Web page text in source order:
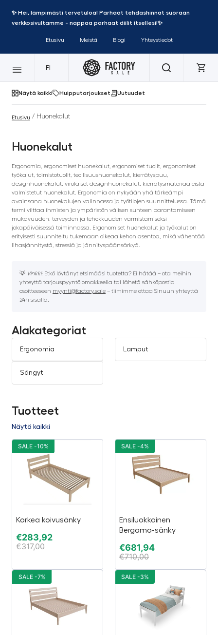
✨ Hei, lämpimästi tervetuloa! Parhaat tehdashinnat suoraan
verkkosivultamme - nappaa parhaat diilit itsellesi!✨
Etusivu Meistä Blogi Yhteystiedot
FI
Näytä kaikki Huipputarjoukset Uutuudet
Etusivu / Huonekalut
Huonekalut
Ergonomia, ergonomiset huonekalut, ergonomiset tuolit, ergonomiset
työkalut, toimistotuolit, teollisuushuonekalut, kierrätyspuu,
designhuonekalut, virolaiset designhuonekalut, kierrätysmateriaaleista
valmistetut huonekalut. Ergonomia on nykyään yhä tärkeämpi
avainsana huonekalujen valinnassa ja työtilojen suunnittelussa. Tämä
termi viittaa ihmisten ja ympäristön välisen suhteen parantamiseen
mukavuuden, terveyden ja tehokkuuden varmistamiseksi
jokapäiväisessä toiminnassa. Ergonomiset huonekalut ja työkalut on
erityisesti suunniteltu tukemaan oikeaa kehon asentoa, mikä vähentää
lihasjännitystä, stressiä ja jännityspäänsärkyä.
💡 Vinkki: Etkö löytänyt etsimääsi tuotetta? Ei hätää – ota meihin
yhteyttä tarjouspyyntölomakkeella tai lähetä sähköpostia
osoitteeseen myynti@factory.sale – tiimimme ottaa Sinuun yhteyttä
24h sisällä.
Alakategoriat
Ergonomia Lamput
Sängyt
Tuotteet
Näytä kaikki
Korkea koivusänky
€283,92
€317,00
SALE -10%
Ensiluokkainen
Bergamo-sänky
€681,94
€710,00
SALE -4%
SALE -7% SALE -3%